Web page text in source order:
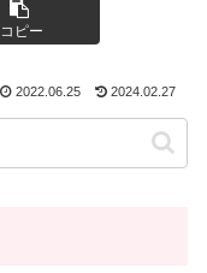
コピー
2022.06.25 2024.02.27